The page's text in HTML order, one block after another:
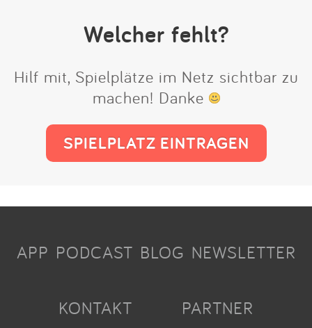
Welcher fehlt?
Hilf mit, Spielplätze im Netz sichtbar zu
machen! Danke
SPIELPLATZ EINTRAGEN
APP PODCAST BLOG NEWSLETTER
KONTAKT PARTNER